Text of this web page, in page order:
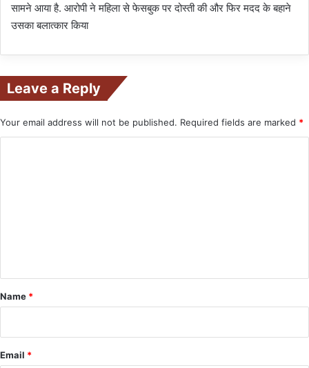
सामने आया है. आरोपी ने महिला से फेसबुक पर दोस्ती की और फिर मदद के बहाने
उसका बलात्कार किया
Leave a Reply
Your email address will not be published. Required fields are marked *
*
Name *
Email *